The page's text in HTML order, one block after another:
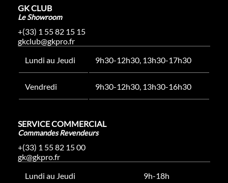
GK CLUB
Le Showroom
+(33) 1 55 82 15 15
gkclub@gkpro.fr
Lundi au Jeudi
9h30-12h30, 13h30-17h30
Vendredi 9h30-12h30, 13h30-16h30
SERVICE COMMERCIAL
Commandes Revendeurs
+(33) 1 55 82 15 00
gk@gkpro.fr
Lundi au Jeudi
9h-18h